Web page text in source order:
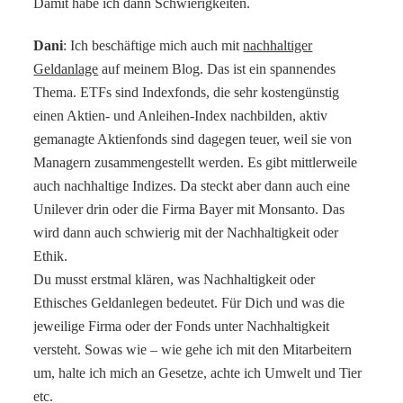
Damit habe ich dann Schwierigkeiten.
Dani: Ich beschäftige mich auch mitnachhaltiger
Geldanlage auf meinem Blog. Das ist ein spannendes
Thema. ETFs sind Indexfonds, die sehr kostengünstig
einen Aktien- und Anleihen-Index nachbilden, aktiv
gemanagte Aktienfonds sind dagegen teuer, weil sie von
Managern zusammengestellt werden. Es gibt mittlerweile
auch nachhaltige Indizes. Da steckt aber dann auch eine
Unilever drin oder die Firma Bayer mit Monsanto. Das
wird dann auch schwierig mit der Nachhaltigkeit oder
Ethik.
Du musst erstmal klären, was Nachhaltigkeit oder
Ethisches Geldanlegen bedeutet. Für Dich und was die
jeweilige Firma oder der Fonds unter Nachhaltigkeit
versteht. Sowas wie – wie gehe ich mit den Mitarbeitern
um, halte ich mich an Gesetze, achte ich Umwelt und Tier
etc.